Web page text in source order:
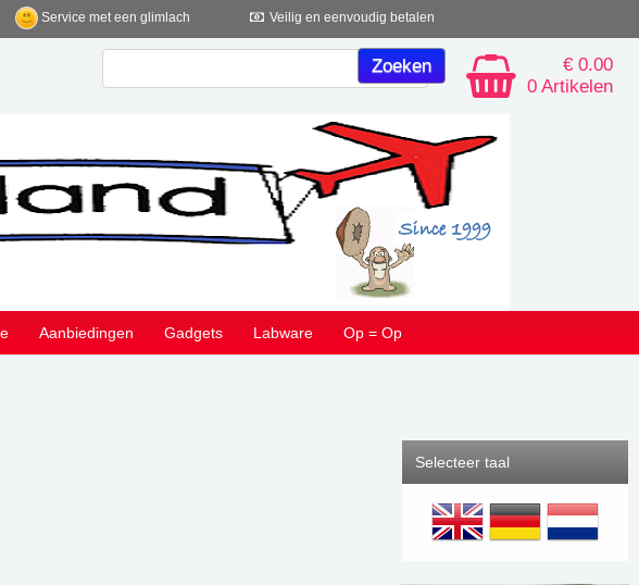
Service met een glimlach Veilig en eenvoudig betalen
€ 0.00
0 Artikelen
Aanbiedingen Gadgets Labware Op = Op
Selecteer taal